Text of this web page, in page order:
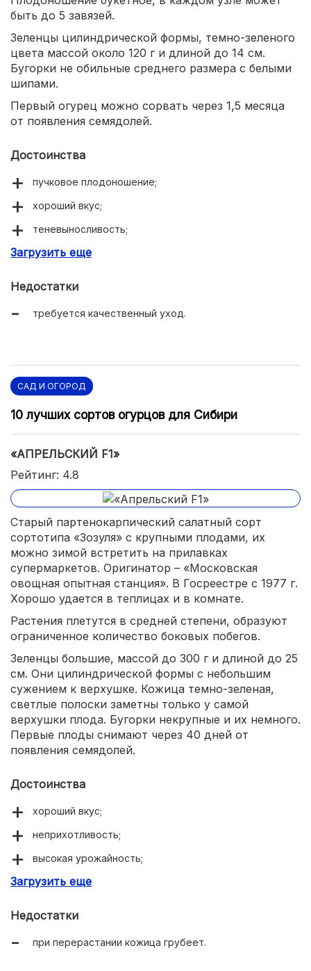
быть до 5 завязей.
Зеленцы цилиндрической формы, темно-зеленого
цвета массой около 120 г и длиной до 14 см.
Бугорки не обильные среднего размера с белыми
шипами.
Первый огурец можно сорвать через 1,5 месяца
от появления семядолей.
Достоинства
пучковое плодоношение;
хороший вкус;
теневыносливость;
тонкая кожица;
Загрузить еще
Недостатки
требуется качественный уход.
САД И ОГОРОД
10 лучших сортов огурцов для Сибири
«АПРЕЛЬСКИЙ F1»
Рейтинг: 4.8
Старый партенокарпический салатный сорт
сортотипа «Зозуля» с крупными плодами, их
можно зимой встретить на прилавках
супермаркетов. Оригинатор – «Московская
овощная опытная станция». В Госреестре с 1977 г.
Хорошо удается в теплицах и в комнате.
Растения плетутся в средней степени, образуют
ограниченное количество боковых побегов.
Зеленцы большие, массой до 300 г и длиной до 25
см. Они цилиндрической формы с небольшим
сужением к верхушке. Кожица темно-зеленая,
светлые полоски заметны только у самой
верхушки плода. Бугорки некрупные и их немного.
Первые плоды снимают через 40 дней от
появления семядолей.
Достоинства
хороший вкус;
неприхотливость;
высокая урожайность;
холодостойкость;
Загрузить еще
Недостатки
при перерастании кожица грубеет.